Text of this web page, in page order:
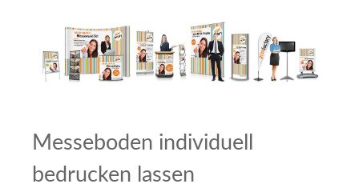
Messeboden individuell
bedrucken lassen